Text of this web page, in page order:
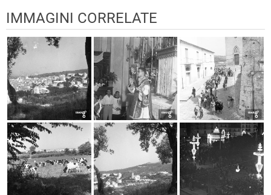
IMMAGINI CORRELATE